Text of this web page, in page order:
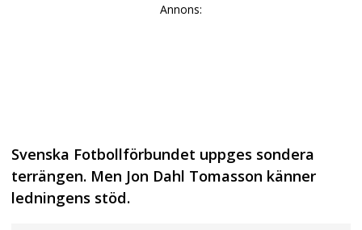
Annons:
Svenska Fotbollförbundet uppges sondera
terrängen. Men Jon Dahl Tomasson känner
ledningens stöd.